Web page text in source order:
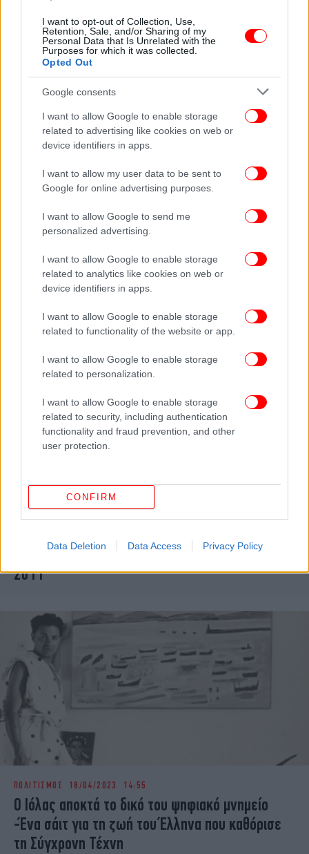
I want to opt-out of Collection, Use,
Retention, Sale, and/or Sharing of my
Personal Data that Is Unrelated with the
Purposes for which it was collected.
Opted Out
Google consents
I want to allow Google to enable storage
related to advertising like cookies on web or
device identifiers in apps.
I want to allow my user data to be sent to
Google for online advertising purposes.
I want to allow Google to send me
personalized advertising.
I want to allow Google to enable storage
related to analytics like cookies on web or
device identifiers in apps.
I want to allow Google to enable storage
related to functionality of the website or app.
I want to allow Google to enable storage
related to personalization.
I want to allow Google to enable storage
related to security, including authentication
functionality and fraud prevention, and other
user protection.
CONFIRM
Data Deletion Data Access Privacy Policy
Η Novibet στο 1o ηχητικό pre roll των Audio
Blogs του Gazzetta
Στην καρδιά του Κέντρου Διαχείρισης
Κυκλοφορίας της Αττικής Οδού για απευθείας
βασιλικής οικογένειας -Ήταν ανενεργό από το
2011
ΠΟΛΙΤΙΣΜΟΣ 18/04/2023 14:55
Ο Ιόλας αποκτά το δικό του ψηφιακό μνημείο
-Ένα σάιτ για τη ζωή του Έλληνα που καθόρισε
τη Σύγχρονη Τέχνη